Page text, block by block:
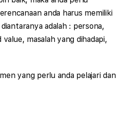
anda harus memiliki
adalah : persona,
masalah yang dihadapi,
yang perlu anda pelajari dan